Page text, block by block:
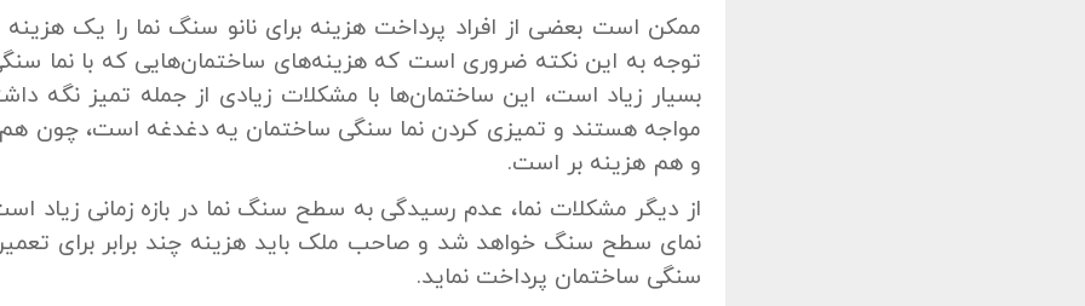
ممکن است بعضی از افراد پرداخت هزینه برای نانو سنگ نما را یک هزینه
توجه به این نکته ضروری است که هزینه‌های ساختمان‌هایی که با نما
بسیار زیاد است، این ساختمان‌ها با مشکلات زیادی از جمله تمیز نگه
مواجه هستند و تمیزی کردن نما سنگی ساختمان یه دغدغه است، چون
و هم هزینه بر است.
از دیگر مشکلات نما، عدم رسیدگی به سطح سنگ نما در بازه زمانی زیاد
نمای سطح سنگ خواهد شد و صاحب ملک باید هزینه چند برابر برای
سنگی ساختمان پرداخت نماید.